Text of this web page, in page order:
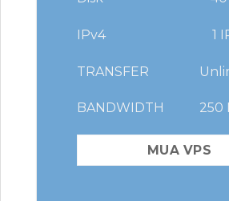
IPv4 1
TRANSFER
BANDWIDTH 250
MUA VPS